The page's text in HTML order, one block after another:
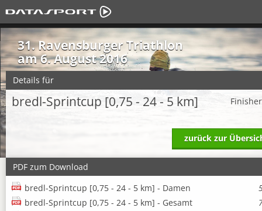
31. Ravensburger Triathlon
am 6. August 2016
Details für
bredl-Sprintcup [0,75 - 24 - 5 km]
zurück zur
PDF zum Download
bredl-Sprintcup [0,75 - 24 - 5 km] - Damen
bredl-Sprintcup [0,75 - 24 - 5 km] - Gesamt